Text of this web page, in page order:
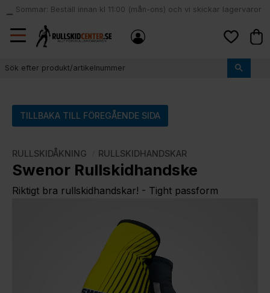
Meny
local_shipping
Sommar: Beställ innan kl 11:00 (mån-ons) och vi skickar lagervaror
samma dag
TILLBAKA TILL FÖREGÅENDE SIDA
RULLSKIDÅKNING RULLSKIDHANDSKAR
Swenor Rullskidhandske
Riktigt bra rullskidhandskar! - Tight passform